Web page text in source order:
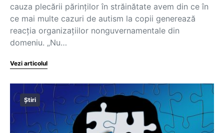
cauza plecării părinților în străinătate avem din ce în
ce mai multe cazuri de autism la copii generează
reacția organizațiilor nonguvernamentale din
domeniu. „Nu…
Vezi articolul
Știri